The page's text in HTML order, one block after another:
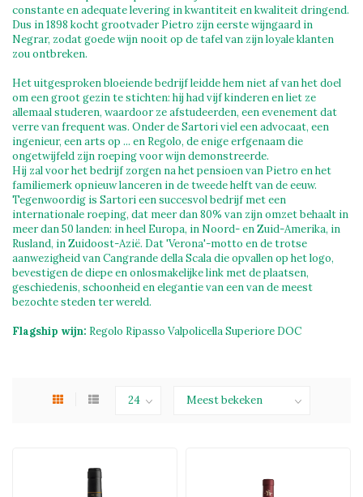
constante en adequate levering in kwantiteit en kwaliteit dringend.
Dus in 1898 kocht grootvader Pietro zijn eerste wijngaard in
Negrar, zodat goede wijn nooit op de tafel van zijn loyale klanten
zou ontbreken.
Het uitgesproken bloeiende bedrijf leidde hem niet af van het doel
om een ​​groot gezin te stichten: hij had vijf kinderen en liet ze
allemaal studeren, waardoor ze afstudeerden, een evenement dat
verre van frequent was. Onder de Sartori viel een advocaat, een
ingenieur, een arts op ... en Regolo, de enige erfgenaam die
ongetwijfeld zijn roeping voor wijn demonstreerde.
Hij zal voor het bedrijf zorgen na het pensioen van Pietro en het
familiemerk opnieuw lanceren in de tweede helft van de eeuw.
Tegenwoordig is Sartori een succesvol bedrijf met een
internationale roeping, dat meer dan 80% van zijn omzet behaalt in
meer dan 50 landen: in heel Europa, in Noord- en Zuid-Amerika, in
Rusland, in Zuidoost-Azië. Dat 'Verona'-motto en de trotse
aanwezigheid van Cangrande della Scala die opvallen op het logo,
bevestigen de diepe en onlosmakelijke link met de plaatsen,
geschiedenis, schoonheid en elegantie van een van de meest
bezochte steden ter wereld.
Flagship wijn: Regolo Ripasso Valpolicella Superiore DOC